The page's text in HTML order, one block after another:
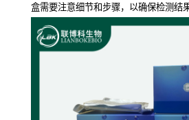
盒需要注意细节和步骤，以确保检测结